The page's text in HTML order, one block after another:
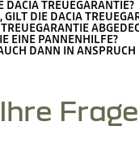
TREUEGARANTIE?
DIE DACIA
EINE PANNENHILFE?
DANN IN
Ihre